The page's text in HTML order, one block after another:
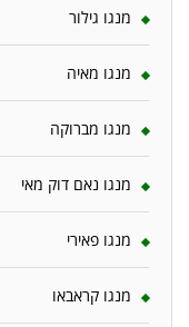
מנגו גילור
מנגו מאיה
מנגו מברוקה
מנגו נאם דוק מאי
מנגו פאירי
מנגו קראבאו